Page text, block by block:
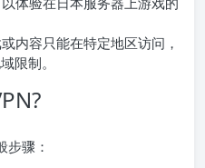
内容只能在特定地区访问，
限制。
步骤：